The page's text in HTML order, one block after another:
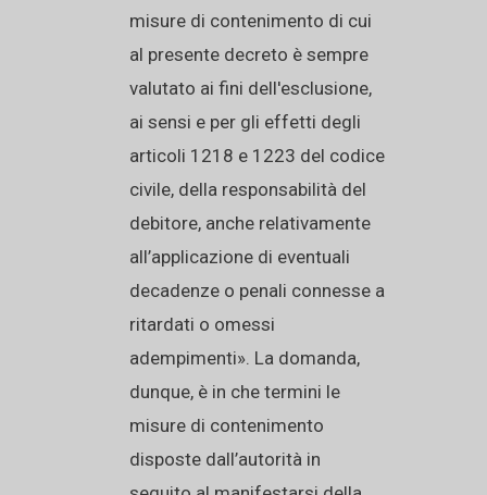
misure di contenimento di cui
al presente decreto è sempre
valutato ai fini dell'esclusione,
ai sensi e per gli effetti degli
articoli 1218 e 1223 del codice
civile, della responsabilità del
debitore, anche relativamente
all’applicazione di eventuali
decadenze o penali connesse a
ritardati o omessi
adempimenti». La domanda,
dunque, è in che termini le
misure di contenimento
disposte dall’autorità in